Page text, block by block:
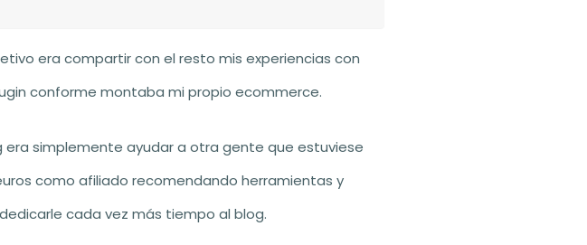
era compartir con el resto mis experiencias con
conforme montaba mi propio ecommerce.
simplemente ayudar a otra gente que estuviese
como afiliado recomendando herramientas y
cada vez más tiempo al blog.